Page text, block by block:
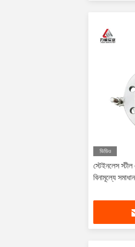
ভিডিও
স্টেইনলেস
বিনামূল্যে